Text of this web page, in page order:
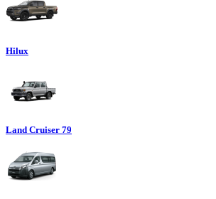
Hilux
Land Cruiser 79